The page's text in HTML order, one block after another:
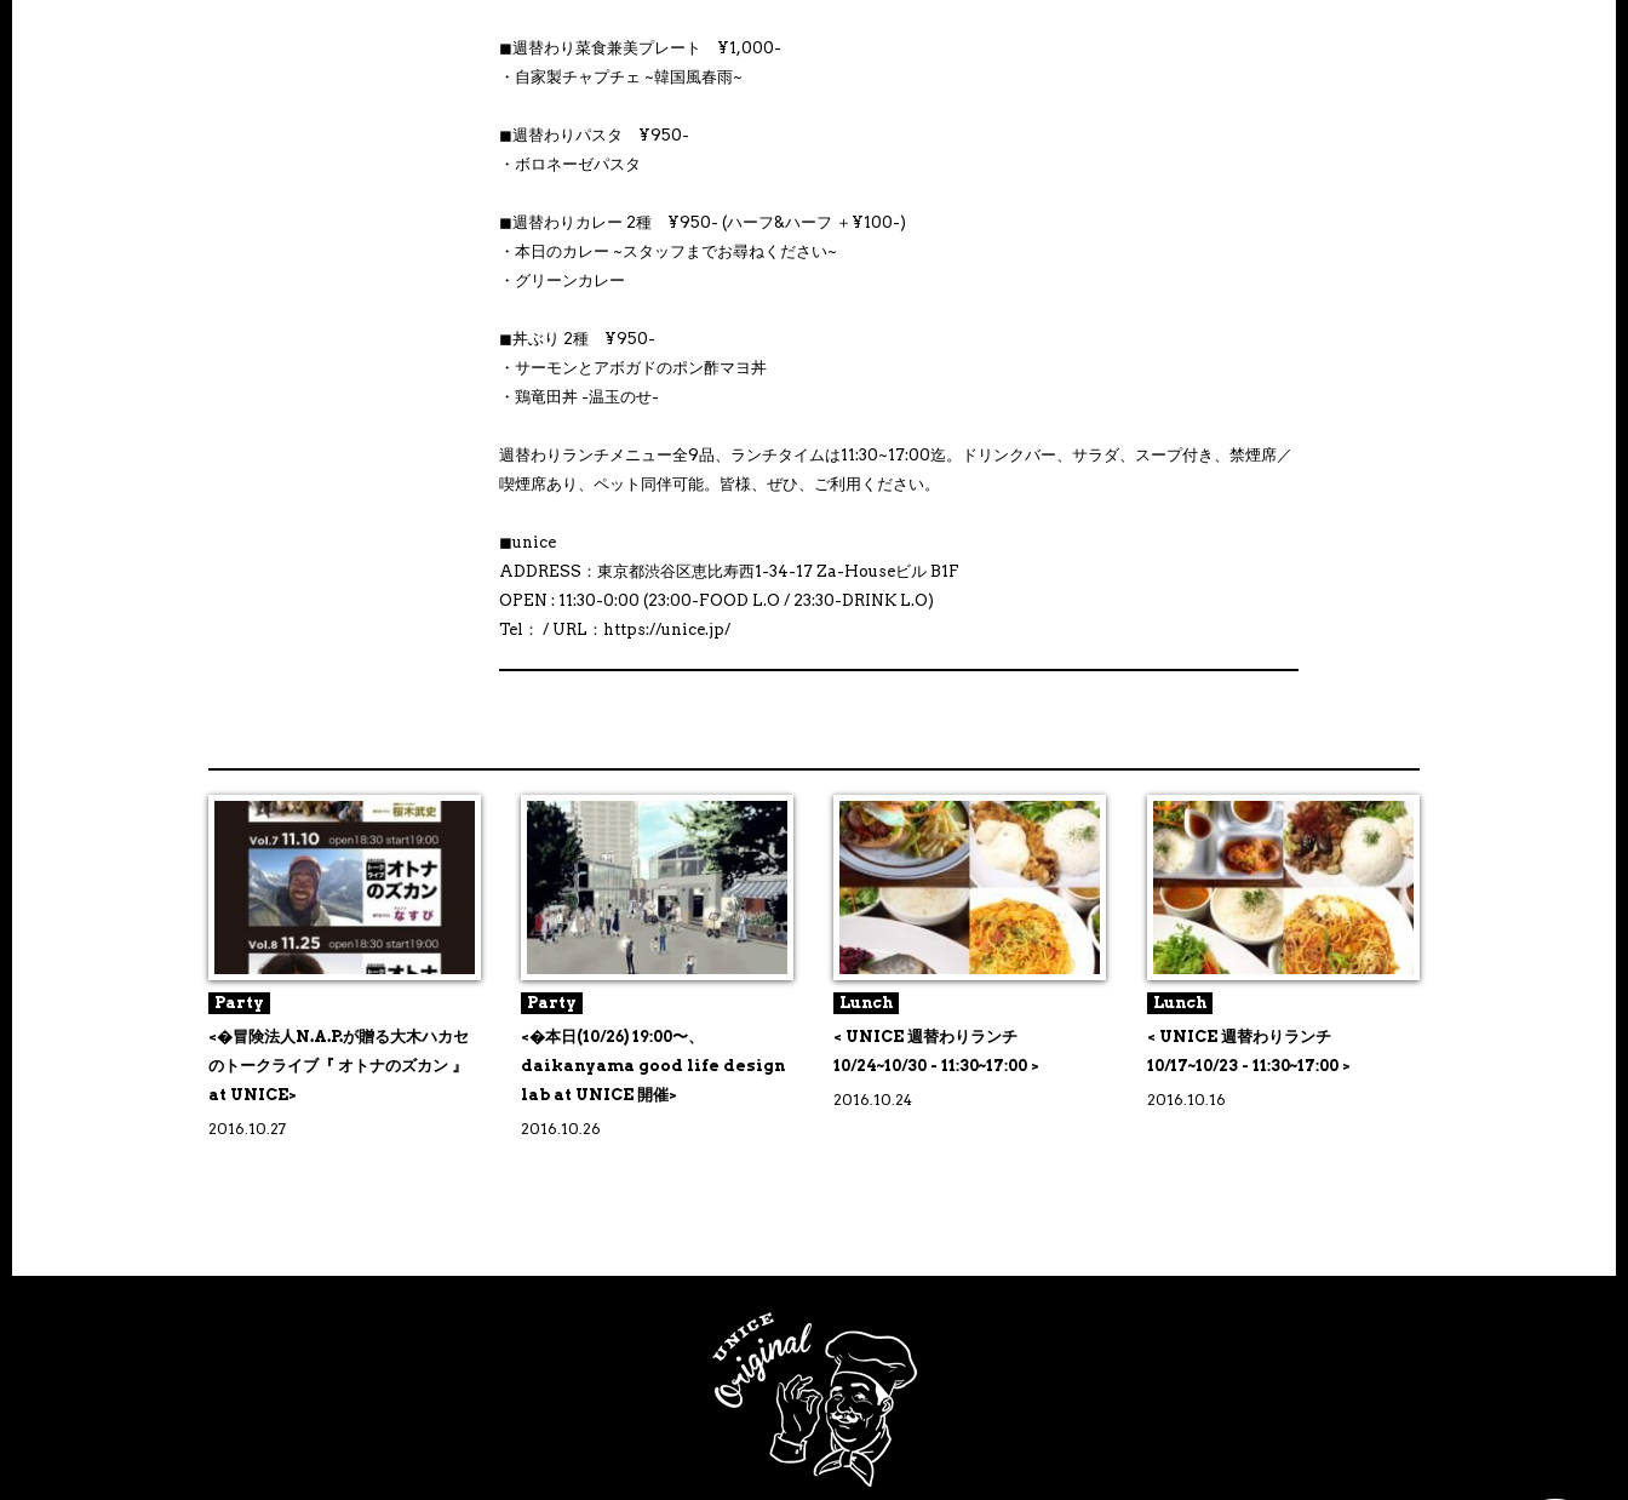
◼︎週替わり菜食兼美プレート ¥1,000-
・自家製チャプチェ ~韓国風春雨~
◼︎週替わりパスタ ¥950-
・ボロネーゼパスタ
◼︎週替わりカレー 2種 ¥950- (ハーフ&ハーフ ＋¥100-)
・本日のカレー ~スタッフまでお尋ねください~
・グリーンカレー
◼︎丼ぶり 2種 ¥950-
・サーモンとアボガドのポン酢マヨ丼
・鶏竜田丼 -温玉のせ-
週替わりランチメニュー全9品、ランチタイムは11:30~17:00迄。ドリンクバー、サラダ、スープ付き、禁煙席／
喫煙席あり、ペット同伴可能。皆様、ぜひ、ご利用ください。
◼︎unice
ADDRESS：東京都渋谷区恵比寿西1-34-17 Za-Houseビル B1F
OPEN : 11:30-0:00 (23:00-FOOD L.O / 23:30-DRINK L.O)
Tel： / URL：https://unice.jp/
Party
<�冒険法人N.A.P.が贈る大木ハカセ
のトークライブ『 オトナのズカン 』
at UNICE>
2016.10.27
Party
<�本日(10/26) 19:00〜、
daikanyama good life design
lab at UNICE 開催>
2016.10.26
Lunch
< UNICE 週替わりランチ
10/24~10/30 - 11:30~17:00 >
2016.10.24
Lunch
< UNICE 週替わりランチ
10/17~10/23 - 11:30~17:00 >
2016.10.16